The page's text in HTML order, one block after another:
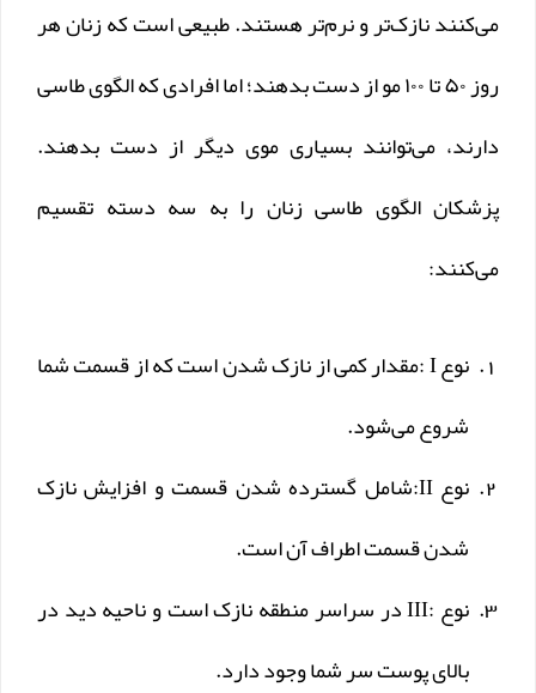
می‌کنند نازک‌تر و نرم‌تر هستند. طبیعی است که زنان هر
روز ۵۰ تا ۱۰۰ مو از دست بدهند؛ اما افرادی که الگوی طاسی
دارند، می‌توانند بسیاری موی دیگر از دست بدهند.
پزشکان الگوی طاسی زنان را به سه دسته تقسیم
می‌کنند:
نوع I :مقدار کمی از نازک شدن است که از قسمت شما
شروع می‌شود.
نوع II:شامل گسترده شدن قسمت و افزایش نازک
شدن قسمت اطراف آن است.
نوع :III در سراسر منطقه نازک است و ناحیه دید در
بالای پوست سر شما وجود دارد.